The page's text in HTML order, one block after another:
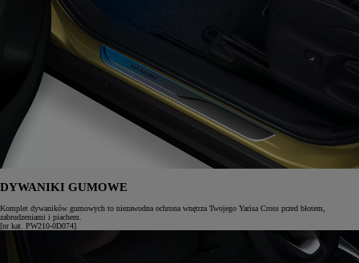
DYWANIKI GUMOWE
Komplet dywaników gumowych to niezawodna ochrona wnętrza Twojego Yarisa Cross przed błotem,
zabrudzeniami i piachem.
[nr kat. PW210-0D074]